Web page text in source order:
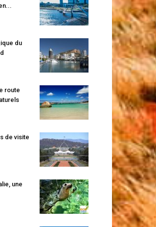
du
route
de visite
une